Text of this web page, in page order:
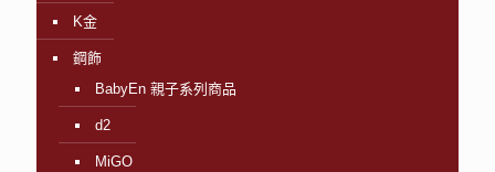
K金
鋼飾
BabyEn 親子系列商品
d2
MiGO